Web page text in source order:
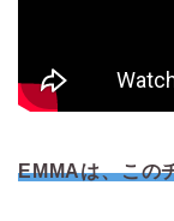
EMMAは、この